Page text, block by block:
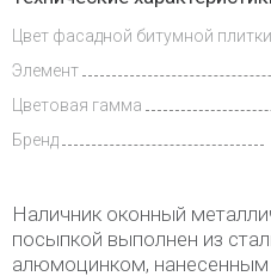
Доставка
и оплата
Цвет фасадной битумной плитки
Элемент
Цветовая гамма
Бренд
Наличник оконный
посыпкой выполнен из
алюмоцинком, нанесенным